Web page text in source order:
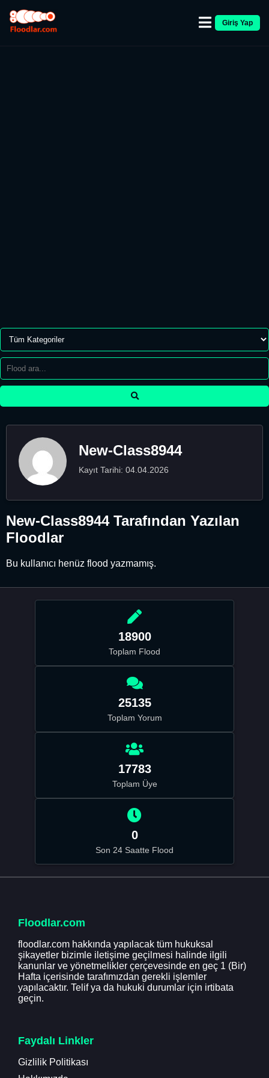
Giriş Yap
New-Class8944
Kayıt Tarihi: 04.04.2026
New-Class8944 Tarafından Yazılan
Floodlar
Bu kullanıcı henüz flood yazmamış.
18900
Toplam Flood
25135
Toplam Yorum
17783
Toplam Üye
0
Son 24 Saatte Flood
Floodlar.com
floodlar.com hakkında yapılacak tüm hukuksal
şikayetler bizimle iletişime geçilmesi halinde ilgili
kanunlar ve yönetmelikler çerçevesinde en geç 1 (Bir)
Hafta içerisinde tarafımızdan gerekli işlemler
yapılacaktır. Telif ya da hukuki durumlar için irtibata
geçin.
Faydalı Linkler
Gizlilik Politikası